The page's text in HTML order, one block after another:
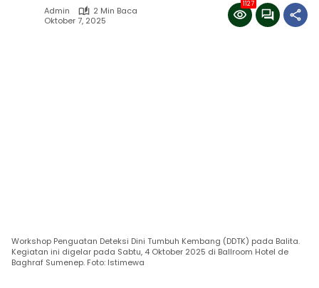
Admin
2 Min Baca
Oktober 7, 2025
1127
Workshop Penguatan Deteksi Dini Tumbuh Kembang (DDTK) pada Balita.
Kegiatan ini digelar pada Sabtu, 4 Oktober 2025 di Ballroom Hotel de
Baghraf Sumenep. Foto: Istimewa